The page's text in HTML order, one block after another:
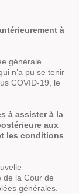
à
générale
n’a pu se tenir
COVID-19, le
à assister à la
aux
les conditions
de la Cour de
générales.